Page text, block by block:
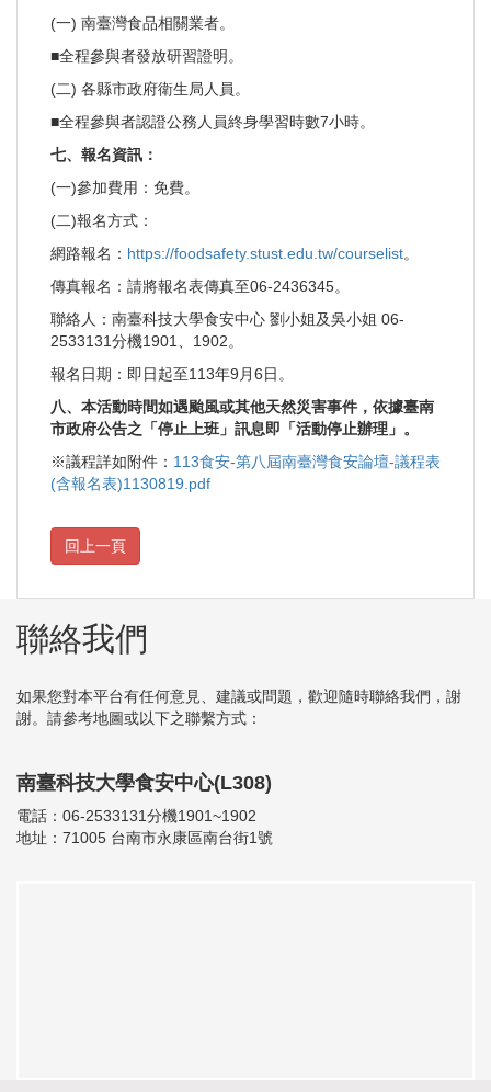
(一) 南臺灣食品相關業者。
■全程參與者發放研習證明。
(二) 各縣市政府衛生局人員。
■全程參與者認證公務人員終身學習時數7小時。
七、報名資訊：
(一)參加費用：免費。
(二)報名方式：
網路報名： https://foodsafety.stust.edu.tw/courselist。
傳真報名：請將報名表傳真至06-2436345。
聯絡人：南臺科技大學食安中心 劉小姐及吳小姐 06-
2533131分機1901、1902。
報名日期：即日起至113年9月6日。
八、本活動時間如遇颱風或其他天然災害事件，依據臺南
市政府公告之「停止上班」訊息即「活動停止辦理」。
※議程詳如附件： 113食安-第八屆南臺灣食安論壇-議程表
(含報名表)1130819.pdf
聯絡我們
如果您對本平台有任何意見、建議或問題，歡迎隨時聯絡我們，謝
謝。請參考地圖或以下之聯繫方式：
南臺科技大學食安中心(L308)
電話：06-2533131分機1901~1902
地址：71005 台南市永康區南台街1號